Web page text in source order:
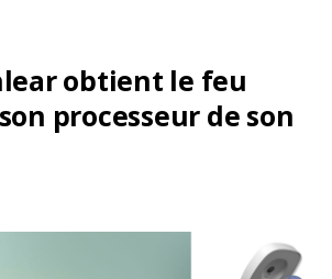
obtient le feu
processeur de son